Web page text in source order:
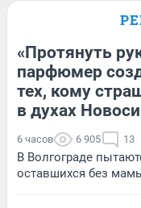
«Протянуть
парфюмер
тех, кому
в духах
6 часов 6 905 13
В Волгограде
оставшихся без